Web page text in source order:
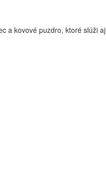
a kovové puzdro, ktoré slúži aj